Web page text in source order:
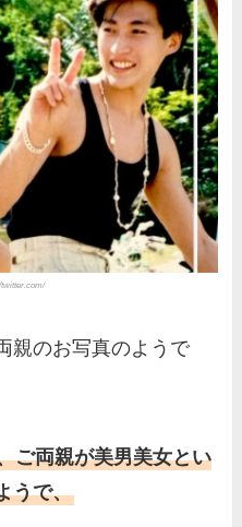
twitter.com/
親のお写真のようで
ご両親が美男美女とい
うで、